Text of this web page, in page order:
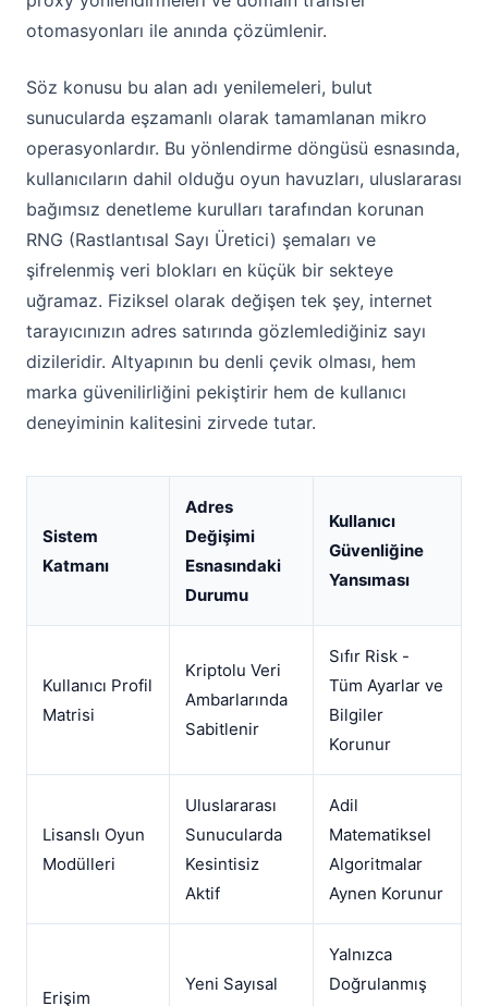
otomasyonları ile anında çözümlenir.
Söz konusu bu alan adı yenilemeleri, bulut
sunucularda eşzamanlı olarak tamamlanan mikro
operasyonlardır. Bu yönlendirme döngüsü esnasında,
kullanıcıların dahil olduğu oyun havuzları, uluslararası
bağımsız denetleme kurulları tarafından korunan
RNG (Rastlantısal Sayı Üretici) şemaları ve
şifrelenmiş veri blokları en küçük bir sekteye
uğramaz. Fiziksel olarak değişen tek şey, internet
tarayıcınızın adres satırında gözlemlediğiniz sayı
dizileridir. Altyapının bu denli çevik olması, hem
marka güvenilirliğini pekiştirir hem de kullanıcı
deneyiminin kalitesini zirvede tutar.
Sistem
Katmanı
Adres
Değişimi
Esnasındaki
Durumu
Kullanıcı
Güvenliğine
Yansıması
Kullanıcı Profil
Matrisi
Kriptolu Veri
Ambarlarında
Sabitlenir
Sıfır Risk -
Tüm Ayarlar ve
Bilgiler
Korunur
Lisanslı Oyun
Modülleri
Uluslararası
Sunucularda
Kesintisiz
Aktif
Adil
Matematiksel
Algoritmalar
Aynen Korunur
Erişim
Yeni Sayısal
Yalnızca
Doğrulanmış